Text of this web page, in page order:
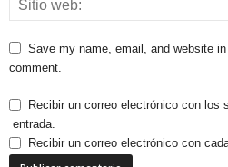
Save my name, email, and website
comment.
Recibir un correo electrónico con los
entrada.
Recibir un correo electrónico con